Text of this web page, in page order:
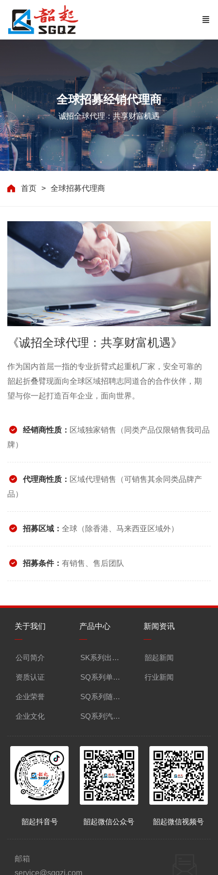
全球招募经销代理商
诚招全球代理：共享财富机遇
首页 全球招募代理商
《诚招全球代理：共享财富机遇》
作为国内首屈一指的专业折臂式起重机厂家，安全可靠的
韶起折叠臂现面向全球区域招聘志同道合的合作伙伴，期
望与你一起打造百年企业，面向世界。
经销商性质： 区域独家销售（同类产品仅限销售我司品
牌）
代理商性质： 区域代理销售（可销售其余同类品牌产
品）
招募区域： 全球（除香港、马来西亚区域外）
招募条件： 有销售、售后团队
关于我们
—
公司简介
资质认证
企业荣誉
企业文化
产品中心
—
SK系列出口单吊机
SQ系列单吊机
SQ系列随车起重运输车
SQ系列汽车起重机
新闻资讯
—
韶起新闻
行业新闻
韶起抖音号 韶起微信公众号 韶起微信视频号
邮箱
service@sgqzj.com